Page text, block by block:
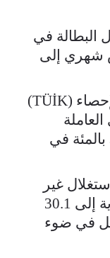
البطالة في
شهري إلى
وكشفت ​بيانات المعهد التركي للإحصاء (TÜİK)
انخفض ​0.6 نقطة مئوية إلى 52.4 ‌بالمئة ⁠في
غير
⁠في ​ضوء